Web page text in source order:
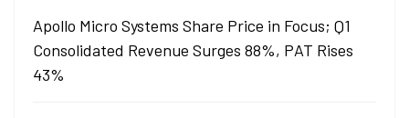
Apollo Micro Systems Share Price in Focus; Q1
Consolidated Revenue Surges 88%, PAT Rises
43%